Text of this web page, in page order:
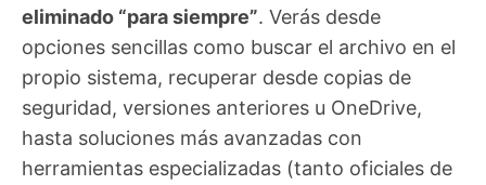
eliminado “para siempre”. Verás desde
opciones sencillas como buscar el archivo en el
propio sistema, recuperar desde copias de
seguridad, versiones anteriores u OneDrive,
hasta soluciones más avanzadas con
herramientas especializadas (tanto oficiales de